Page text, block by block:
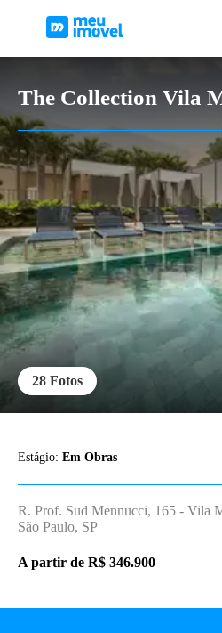
The Collection Vila
28 Fotos
Estágio: Em Obras
R. Prof. Sud Mennucci, 165 - Vila
São Paulo, SP
A partir de R$ 346.900